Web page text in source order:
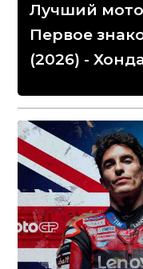
Лучший
Первое
(2026) -